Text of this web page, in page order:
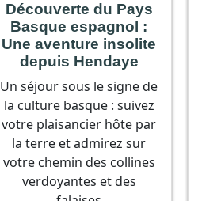
Découverte du Pays
Basque espagnol :
Une aventure insolite
depuis Hendaye
Un séjour sous le signe de
la culture basque : suivez
votre plaisancier hôte par
la terre et admirez sur
votre chemin des collines
verdoyantes et des